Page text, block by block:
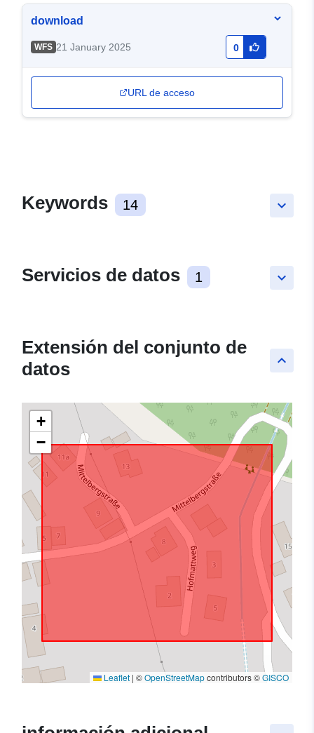
download
WFS 21 January 2025 0
URL de acceso
keyboard_arrow_down
Keywords 14
keyboard_arrow_down
Servicios de datos 1
keyboard_arrow_up
Extensión del conjunto de
datos
+
−
Leaflet | ©OpenStreetMapcontributors ©GISCO